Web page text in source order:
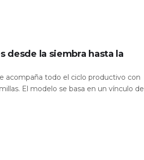
desde la siembra hasta la
acompaña todo el ciclo productivo con
El modelo se basa en un vínculo de